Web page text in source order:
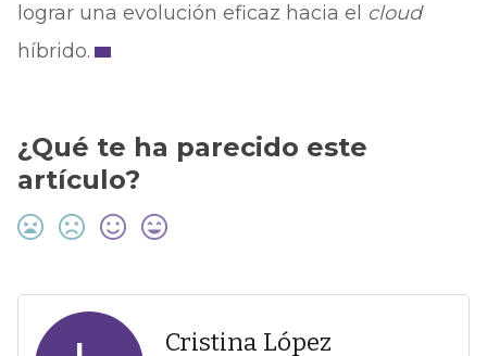
lograr una evolución eficaz hacia el cloud
híbrido.
¿Qué te ha parecido este
artículo?
Cristina López